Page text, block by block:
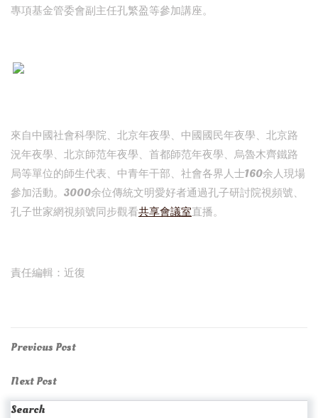
專項基金管委會副主任孔繁盈等參加講座。
來自中國社會科學院、北京年夜學、中國國民年夜學、北京路
況年夜學、北京師范年夜學、首都師范年夜學、烏魯木齊鐵路
局等單位的師生代表、中青年干部、社會各界人士160余人現場
參加活動。3000余位傳統文明愛好者通過孔子研討院視頻號、
孔子世家網視頻號同步觀看共享會議室直播。
責任編輯：近復
Post
navigation
Previous
Previous Post
Next
Post
Next Post
Search